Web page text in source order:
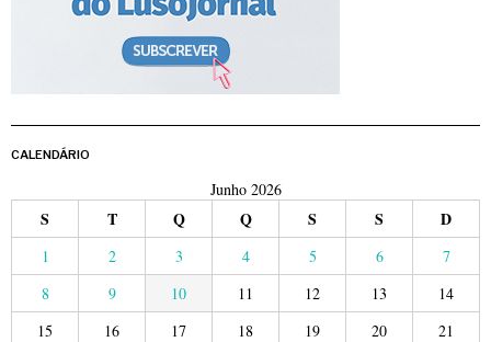
CALENDÁRIO
Junho 2026
S T Q Q S S D
1 2 3 4 5 6
7
8
9 10 11 12 13
14
15
16 17 18 19 20
21